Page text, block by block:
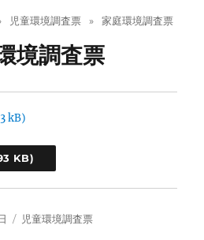
児童環境調査票 家庭環境調査票
境調査票
カ
児童環境調査票